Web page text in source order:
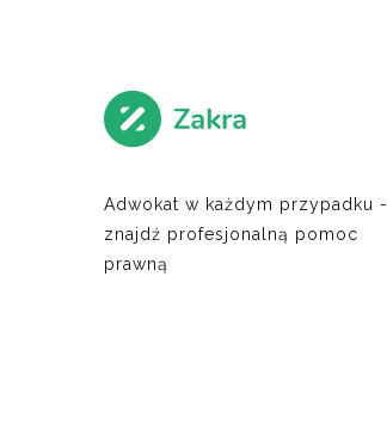
Adwokat w każdym przypadku -
znajdź profesjonalną pomoc
prawną